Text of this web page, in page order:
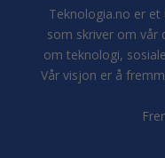
Teknologia.no er
som skriver om vår
om teknologi,
Vår visjon er å